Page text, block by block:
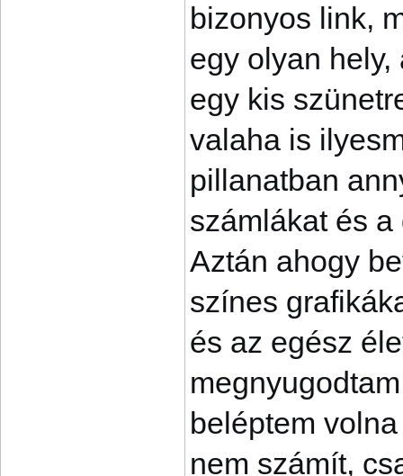
bizonyos link,
egy olyan
egy kis
valaha is
pillanatban
számlákat és
Aztán ahogy
színes
és az egész
beléptem
nem számít,